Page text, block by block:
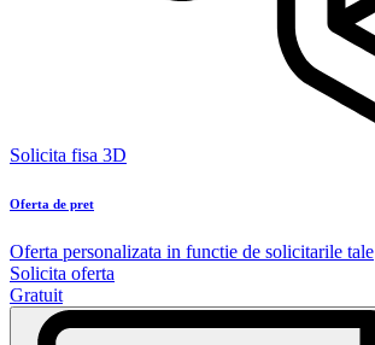
Solicita fisa 3D
Oferta de pret
Oferta personalizata in functie de solicitarile tale
Solicita oferta
Gratuit